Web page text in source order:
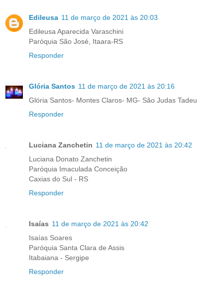
Edileusa 11 de março de 2021 às 20:03
Edileusa Aparecida Varaschini
Paróquia São José, Itaara-RS
Responder
Glória Santos 11 de março de 2021 às 20:16
Glória Santos- Montes Claros- MG- São Judas Tadeu
Responder
Luciana Zanchetin 11 de março de 2021 às 20:42
Luciana Donato Zanchetin
Paróquia Imaculada Conceição
Caxias do Sul - RS
Responder
Isaías 11 de março de 2021 às 20:42
Isaías Soares
Paróquia Santa Clara de Assis
Itabaiana - Sergipe
Responder